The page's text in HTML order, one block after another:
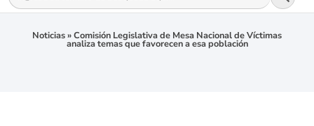
Noticias»Comisión Legislativa de Mesa Nacional de Víctimas
analiza temas que favorecen a esa población